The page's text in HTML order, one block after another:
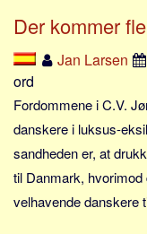
England.dk
JLKM.dk
Lande
Tyrkiet
Spanien
Der kommer
Jan Larsen
ord
Fordommene i C.V.
danskere i luksus-
sandheden er, at
til Danmark,
velhavende danskere